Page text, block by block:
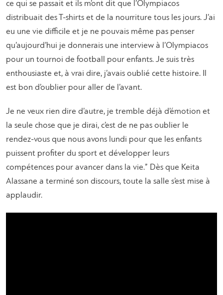
ce qui se passait et ils m’ont dit que l’Olympiacos
distribuait des T-shirts et de la nourriture tous les jours. J’ai
eu une vie difficile et je ne pouvais même pas penser
qu’aujourd’hui je donnerais une interview à l’Olympiacos
pour un tournoi de football pour enfants. Je suis très
enthousiaste et, à vrai dire, j’avais oublié cette histoire. Il
est bon d’oublier pour aller de l’avant.
Je ne veux rien dire d’autre, je tremble déjà d’émotion et
la seule chose que je dirai, c’est de ne pas oublier le
rendez-vous que nous avons lundi pour que les enfants
puissent profiter du sport et développer leurs
compétences pour avancer dans la vie.” Dès que Keita
Alassane a terminé son discours, toute la salle s’est mise à
applaudir.